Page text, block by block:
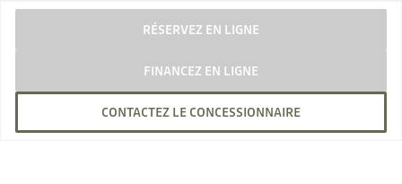
RÉSERVEZ EN LIGNE
FINANCEZ EN LIGNE
CONTACTEZ LE CONCESSIONNAIRE